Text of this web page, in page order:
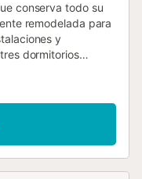
conserva todo su
remodelada para
y
dormitorios
anexo y varias
construcción
junto a la piscina
de descanso. El
para los huéspedes,